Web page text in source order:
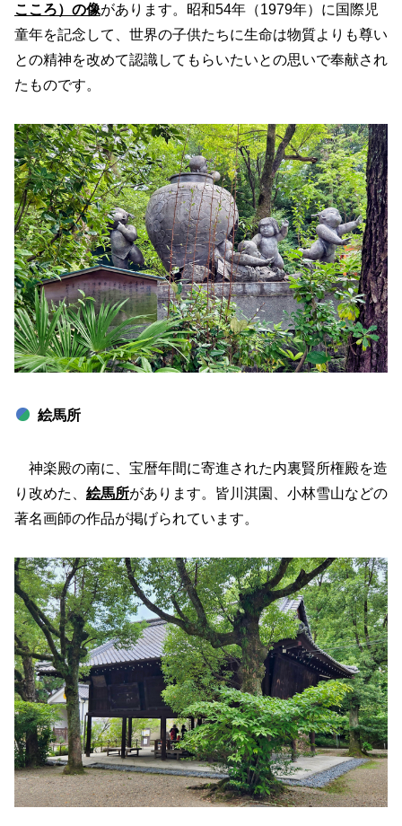
こころ）の像があります。昭和54年（1979年）に国際児
童年を記念して、世界の子供たちに生命は物質よりも尊い
との精神を改めて認識してもらいたいとの思いで奉献され
たものです。
絵馬所
神楽殿の南に、宝暦年間に寄進された内裏賢所権殿を造
り改めた、 絵馬所があります。皆川淇園、小林雪山などの
著名画師の作品が掲げられています。